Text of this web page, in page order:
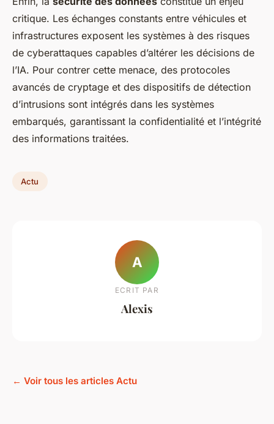
critique. Les échanges constants entre véhicules et
infrastructures exposent les systèmes à des risques
de cyberattaques capables d’altérer les décisions de
l’IA. Pour contrer cette menace, des protocoles
avancés de cryptage et des dispositifs de détection
d’intrusions sont intégrés dans les systèmes
embarqués, garantissant la confidentialité et l’intégrité
des informations traitées.
Actu
A
ECRIT PAR
Alexis
← Voir tous les articles Actu